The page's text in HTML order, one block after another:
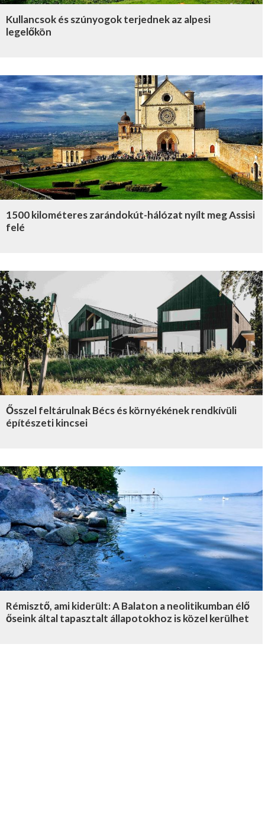
Kullancsok és szúnyogok terjednek az alpesi
legelőkön
1500 kilométeres zarándokút-hálózat nyílt meg Assisi
felé
Ősszel feltárulnak Bécs és környékének rendkívüli
építészeti kincsei
Rémisztő, ami kiderült: A Balaton a neolitikumban élő
őseink által tapasztalt állapotokhoz is közel kerülhet